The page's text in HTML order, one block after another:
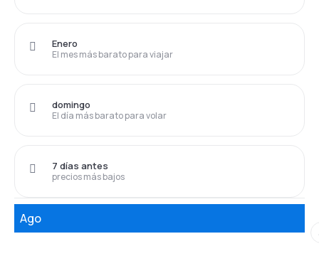
El mes más barato para viajar
Enero
El día más barato para volar
domingo
precios más bajos
7 días antes
Ago